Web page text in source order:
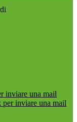
inviare una mail
inviare una mail